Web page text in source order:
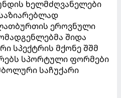
ხელმძღვანელები
ეროვნული
შიდა
სპექტრის მქონე შშმ
სპორტული ფორმები
საჩუქარი